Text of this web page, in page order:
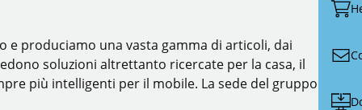
e produciamo una vasta gamma di articoli, dai
soluzioni altrettanto ricercate per la casa, il
più intelligenti per il mobile. La sede del gruppo